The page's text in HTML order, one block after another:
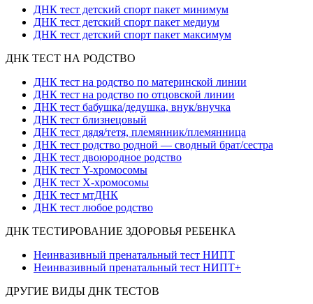
ДНК тест детский спорт пакет минимум
ДНК тест детский спорт пакет медиум
ДНК тест детский спорт пакет максимум
ДНК ТЕСТ НА РОДСТВО
ДНК тест на родство по материнской линии
ДНК тест на родство по отцовской линии
ДНК тест бабушка/дедушка, внук/внучка
ДНК тест близнецовый
ДНК тест дядя/тетя, племянник/племянница
ДНК тест родство родной — сводный брат/сестра
ДНК тест двоюродное родство
ДНК тест Y-хромосомы
ДНК тест X-хромосомы
ДНК тест мтДНК
ДНК тест любое родство
ДНК ТЕСТИРОВАНИЕ ЗДОРОВЬЯ РЕБЕНКА
Неинвазивный пренатальный тест НИПТ
Неинвазивный пренатальный тест НИПТ+
ДРУГИЕ ВИДЫ ДНК ТЕСТОВ